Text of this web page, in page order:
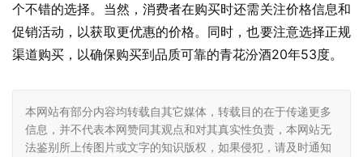
个不错的选择。当然，消费者在购买时还需关注价格信息和
促销活动，以获取更优惠的价格。同时，也要注意选择正规
渠道购买，以确保购买到品质可靠的青花汾酒20年53度。
本网站有部分内容均转载自其它媒体，转载目的在于传递更多
信息，并不代表本网赞同其观点和对其真实性负责，本网站无
法鉴别所上传图片或文字的知识版权，如果侵犯，请及时通知